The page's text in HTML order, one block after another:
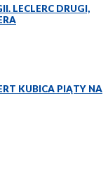
LECLERC DRUGI,
KUBICA PIĄTY NA